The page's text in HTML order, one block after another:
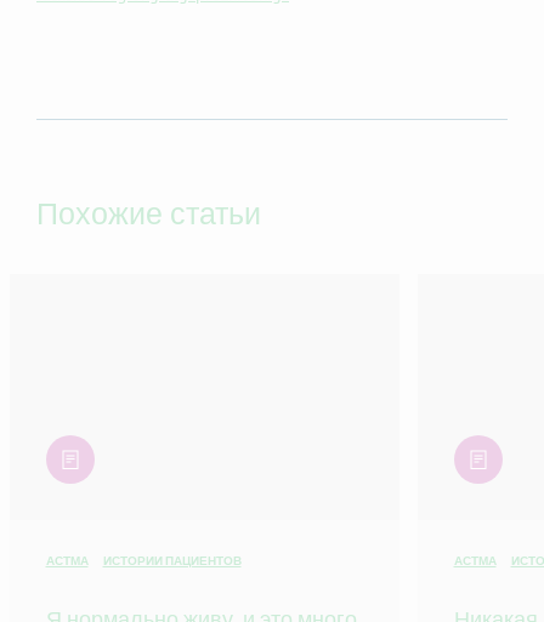
Похожие статьи
article
АСТМА ИСТОРИИ ПАЦИЕНТОВ
article
АСТМА